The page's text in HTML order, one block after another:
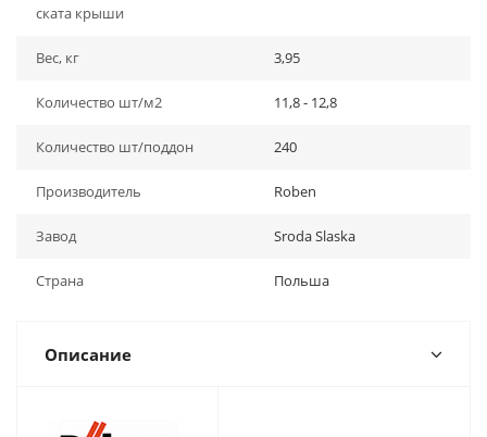
ската крыши
Вес, кг 3,95
Количество шт/м2 11,8 - 12,8
Количество шт/поддон 240
Производитель Roben
Завод Sroda Slaska
Страна Польша
Описание